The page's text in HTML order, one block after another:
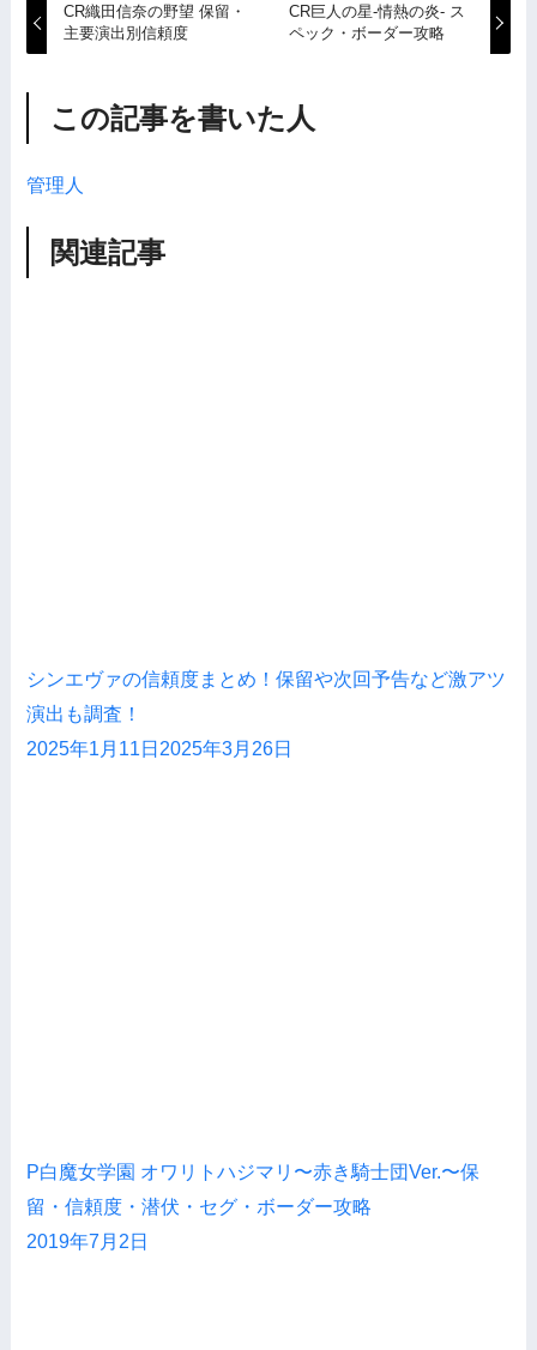
CR織田信奈の野望 保留・
主要演出別信頼度
CR巨人の星-情熱の炎- ス
ペック・ボーダー攻略
この記事を書いた人
管理人
関連記事
シンエヴァの信頼度まとめ！保留や次回予告など激アツ
演出も調査！
2025年1月11日 2025年3月26日
P白魔女学園 オワリトハジマリ〜赤き騎士団Ver.〜保
留・信頼度・潜伏・セグ・ボーダー攻略
2019年7月2日